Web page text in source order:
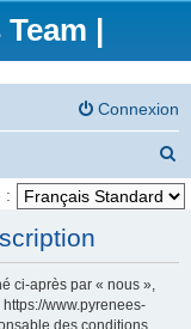
|
Connexion
e
h
:
ci-après par « nous »,
www.pyrenees-
des conditions